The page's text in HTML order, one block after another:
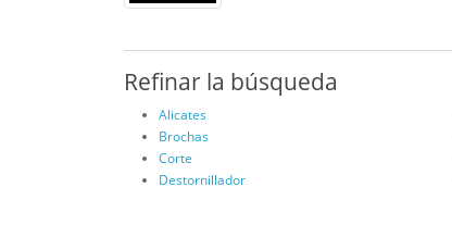
Refinar la búsqueda
Alicates
Brochas
Corte
Destornillador